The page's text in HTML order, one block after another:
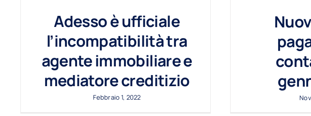
Adesso è ufficiale
l’incompatibilità tra
agente immobiliare e
mediatore creditizio
Febbraio 1, 2022